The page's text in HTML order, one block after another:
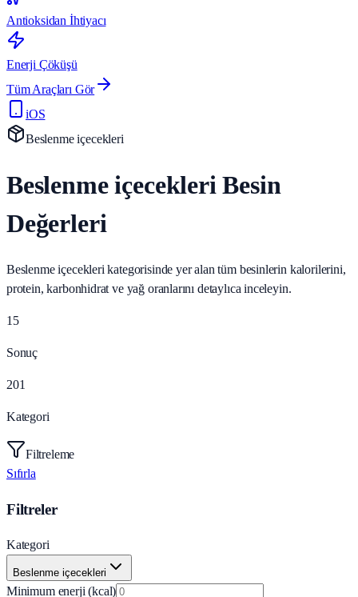
Antioksidan İhtiyacı
Enerji Çöküşü
Tüm Araçları Gör
iOS
Beslenme içecekleri
Beslenme içecekleri Besin
Değerleri
Beslenme içecekleri kategorisinde yer alan tüm besinlerin kalorilerini,
protein, karbonhidrat ve yağ oranlarını detaylıca inceleyin.
15
Sonuç
201
Kategori
Filtreleme
Sıfırla
Filtreler
Kategori
Beslenme içecekleri
Minimum enerji (kcal)